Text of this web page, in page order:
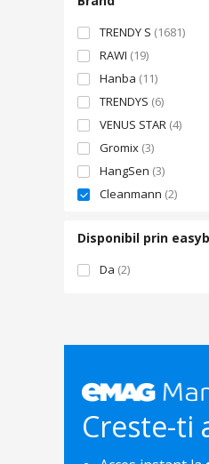
TRENDY S (1681)
RAWI (19)
Hanba (11)
TRENDYS (6)
VENUS STAR (4)
Gromix (3)
HangSen (3)
Cleanmann (2)
TOLSEN (1)
The Juice
Disponibil prin
Da (2)
Creste-ti